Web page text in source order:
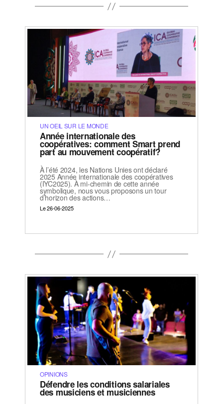
UN OEIL SUR LE MONDE
Année internationale des
coopératives: comment Smart prend
part au mouvement coopératif?
À l’été 2024, les Nations Unies ont déclaré
2025 Année internationale des coopératives
(IYC2025). À mi-chemin de cette année
symbolique, nous vous proposons un tour
d’horizon des actions…
Le 26-06-2025
OPINIONS
Défendre les conditions salariales
des musiciens et musiciennes